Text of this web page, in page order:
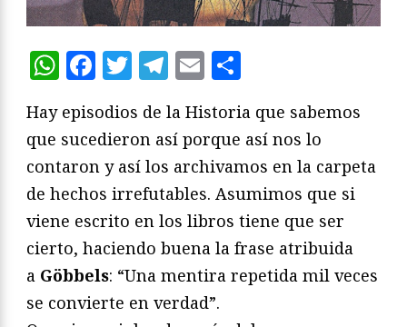
WhatsApp
Facebook
Twitter
Telegram
Email
Hay episodios de la Historia que sabemos
que sucedieron así porque así nos lo
contaron y así los archivamos en la carpeta
de hechos irrefutables. Asumimos que si
viene escrito en los libros tiene que ser
cierto, haciendo buena la frase atribuida
a Göbbels: “Una mentira repetida mil veces
se convierte en verdad”.